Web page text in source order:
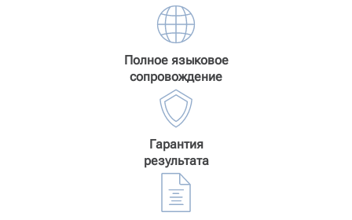
Полное языковое
сопровождение
Гарантия
результата